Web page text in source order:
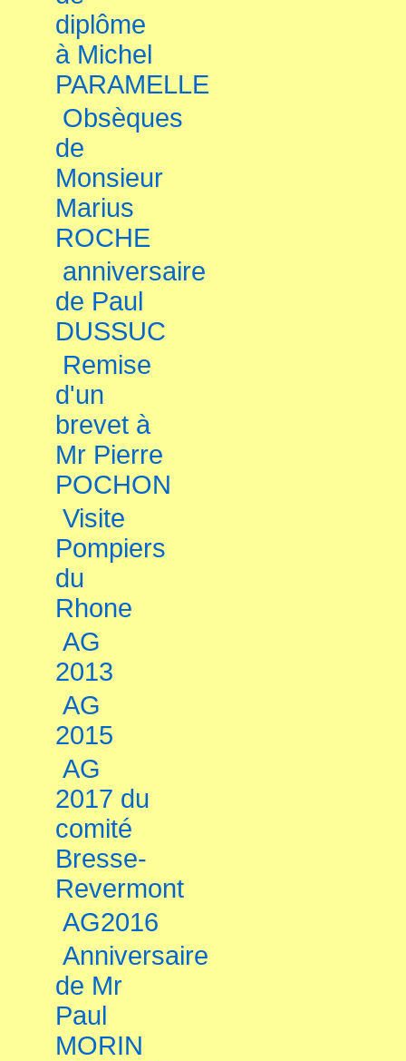
diplôme
à Michel
PARAMELLE
Obsèques
de
Monsieur
Marius
ROCHE
anniversaire
de Paul
DUSSUC
Remise
d'un
brevet à
Mr Pierre
POCHON
Visite
Pompiers
du
Rhone
AG
2013
AG
2015
AG
2017 du
comité
Bresse-
Revermont
AG2016
Anniversaire
de Mr
Paul
MORIN